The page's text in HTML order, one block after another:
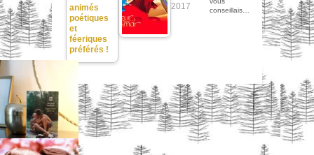
animés
poétiques
et
féeriques
préférés !
2017
conseillais…